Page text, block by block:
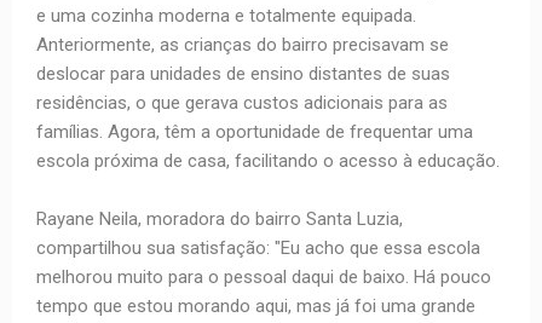
e uma cozinha moderna e totalmente equipada.
Anteriormente, as crianças do bairro precisavam se
deslocar para unidades de ensino distantes de suas
residências, o que gerava custos adicionais para as
famílias. Agora, têm a oportunidade de frequentar uma
escola próxima de casa, facilitando o acesso à educação.
Rayane Neila, moradora do bairro Santa Luzia,
compartilhou sua satisfação: "Eu acho que essa escola
melhorou muito para o pessoal daqui de baixo. Há pouco
tempo que estou morando aqui, mas já foi uma grande